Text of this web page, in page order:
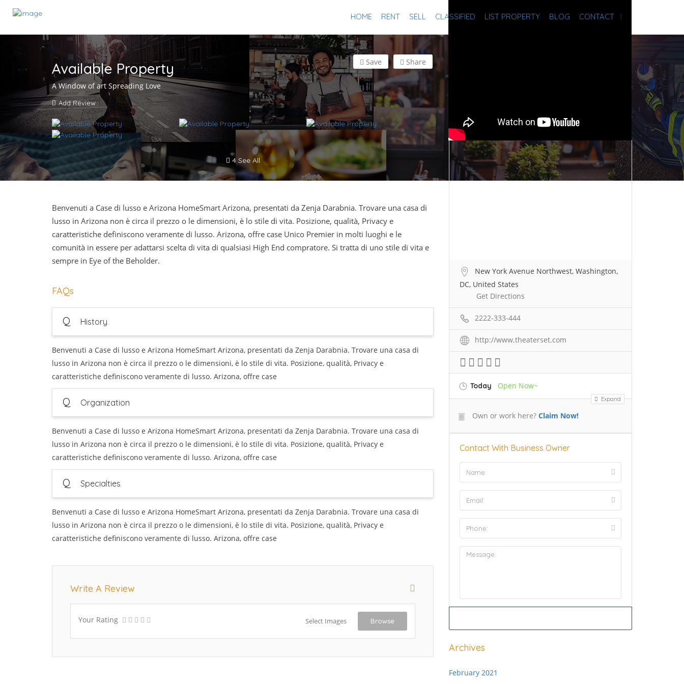
HOME RENT SELL CLASSIFIED LIST PROPERTY BLOG CONTACT
Available Property
A Window of art Spreading Love
Add Review
Share
Save
4 See All
Benvenuti a Case di lusso e Arizona HomeSmart Arizona, presentati da Zenja Darabnia. Trovare una casa di
lusso in Arizona non è circa il prezzo o le dimensioni, è lo stile di vita. Posizione, qualità, Privacy e
caratteristiche definiscono veramente di lusso. Arizona, offre case Unico Premier in molti luoghi e le
comunità in essere per adattarsi scelta di vita di qualsiasi High End compratore. Si tratta di uno stile di vita e
sempre in Eye of the Beholder.
FAQs
Q History
Benvenuti a Case di lusso e Arizona HomeSmart Arizona, presentati da Zenja Darabnia. Trovare una casa di
lusso in Arizona non è circa il prezzo o le dimensioni, è lo stile di vita. Posizione, qualità, Privacy e
caratteristiche definiscono veramente di lusso. Arizona, offre case
Q Organization
Benvenuti a Case di lusso e Arizona HomeSmart Arizona, presentati da Zenja Darabnia. Trovare una casa di
lusso in Arizona non è circa il prezzo o le dimensioni, è lo stile di vita. Posizione, qualità, Privacy e
caratteristiche definiscono veramente di lusso. Arizona, offre case
Q Specialties
Benvenuti a Case di lusso e Arizona HomeSmart Arizona, presentati da Zenja Darabnia. Trovare una casa di
lusso in Arizona non è circa il prezzo o le dimensioni, è lo stile di vita. Posizione, qualità, Privacy e
caratteristiche definiscono veramente di lusso. Arizona, offre case
Write A Review
Your Rating Select Images Browse
New York Avenue Northwest, Washington,
DC, United States
Get Directions
2222-333-444
http://www.theaterset.com
Today Open Now~
Expand
Own or work here? Claim Now!
Contact With Business Owner
Archives
February 2021